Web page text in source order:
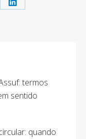
Share
termos
sentido
quando